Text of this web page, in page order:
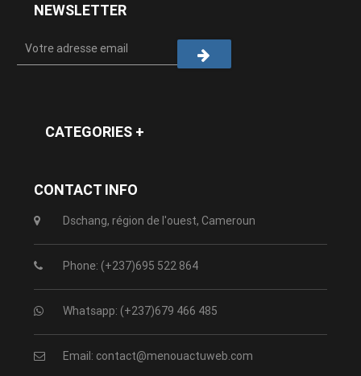
NEWSLETTER
CATEGORIES +
CONTACT INFO
Dschang, région de l'ouest, Cameroun
Phone: (+237)695 522 864
Whatsapp: (+237)679 466 485
Email: contact@menouactuweb.com